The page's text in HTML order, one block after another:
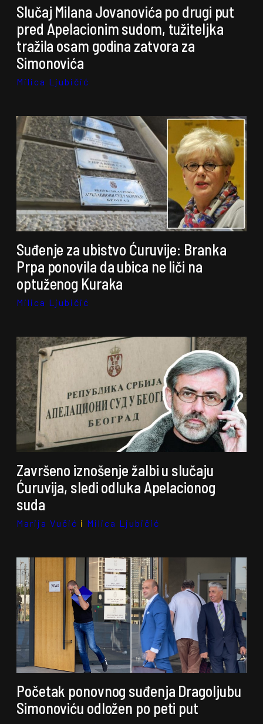
Slučaj Milana Jovanovića po drugi put
pred Apelacionim sudom, tužiteljka
tražila osam godina zatvora za
Simonovića
Milica Ljubičić
Suđenje za ubistvo Ćuruvije: Branka
Prpa ponovila da ubica ne liči na
optuženog Kuraka
Milica Ljubičić
Završeno iznošenje žalbi u slučaju
Ćuruvija, sledi odluka Apelacionog
suda
Marija Vučić i Milica Ljubičić
Početak ponovnog suđenja Dragoljubu
Simonoviću odložen po peti put